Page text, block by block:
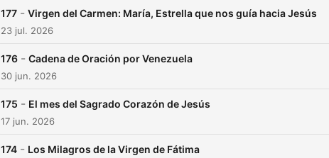
177 - Virgen del Carmen: María, Estrella que nos guía hacia Jesús
23 jul. 2026
176 - Cadena de Oración por Venezuela
30 jun. 2026
175 - El mes del Sagrado Corazón de Jesús
17 jun. 2026
174 - Los Milagros de la Virgen de Fátima